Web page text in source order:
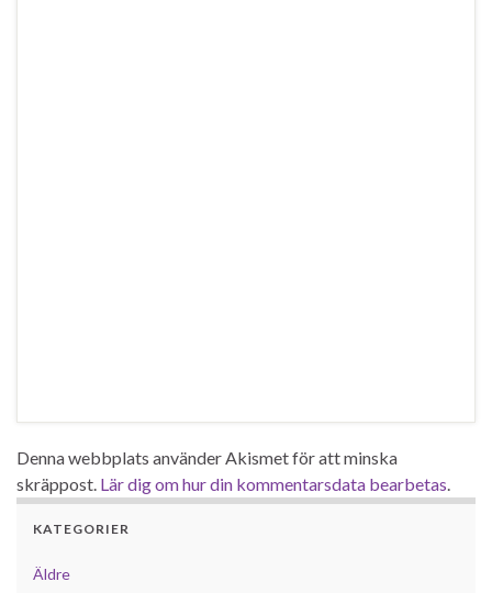
Denna webbplats använder Akismet för att minska
skräppost. Lär dig om hur din kommentarsdata bearbetas.
KATEGORIER
Äldre